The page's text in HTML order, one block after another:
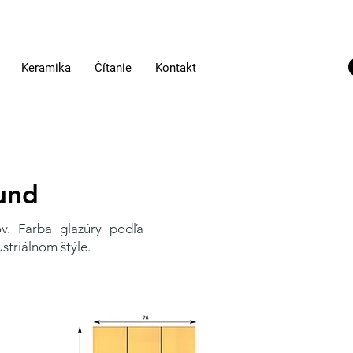
Keramika Čítanie Kontakt
Farba glazúry podľa
štýle.